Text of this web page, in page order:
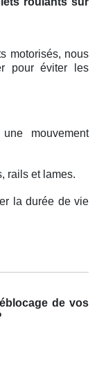
motorisés, nous
pour éviter les
mouvement
rails et lames.
la durée de vie
de vos